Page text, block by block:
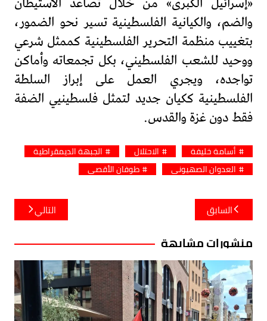
والضم، والكيانية الفلسطينية تسير نحو الضمور،
بتغييب منظمة التحرير الفلسطينية كممثل شرعي
ووحيد للشعب الفلسطيني، بكل تجمعاته وأماكن
تواجده، ويجري العمل على إبراز السلطة
الفلسطينية ككيان جديد لتمثل فلسطينيي الضفة
فقط دون غزة والقدس.
أسامة خليفة الاحتلال
الجبهة الديمقراطية
العدوان الصهيوني
طوفان الأقصى
تصفّح
المقالات
السابق التالي
منشورات مشابهة